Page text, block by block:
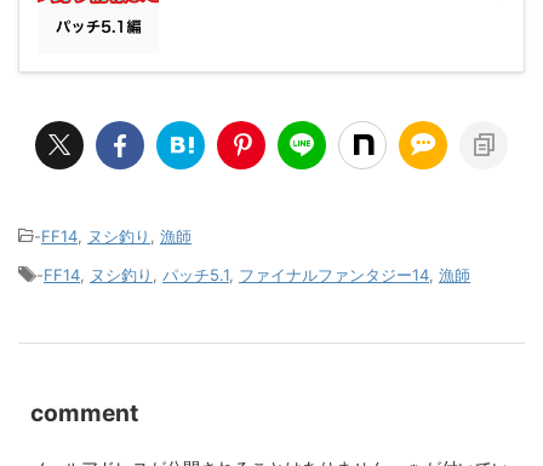
-FF14, ヌシ釣り , 漁師
-FF14, ヌシ釣り , パッチ5.1, ファイナルファンタジー14, 漁師
comment